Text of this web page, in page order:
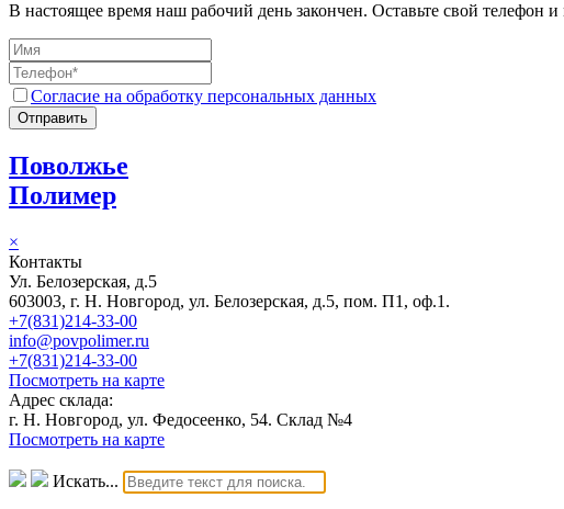
В настоящее время наш рабочий день закончен. Оставьте свой телефон
Согласие на обработку персональных данных
Отправить
Поволжье
Полимер
×
Контакты
Ул. Белозерская, д.5
603003, г. Н. Новгород, ул. Белозерская, д.5, пом. П1, оф.1.
+7(831)214-33-00
info@povpolimer.ru
+7(831)214-33-00
Посмотреть на карте
Адрес склада:
г. Н. Новгород, ул. Федосеенко, 54. Склад №4
Посмотреть на карте
Искать...